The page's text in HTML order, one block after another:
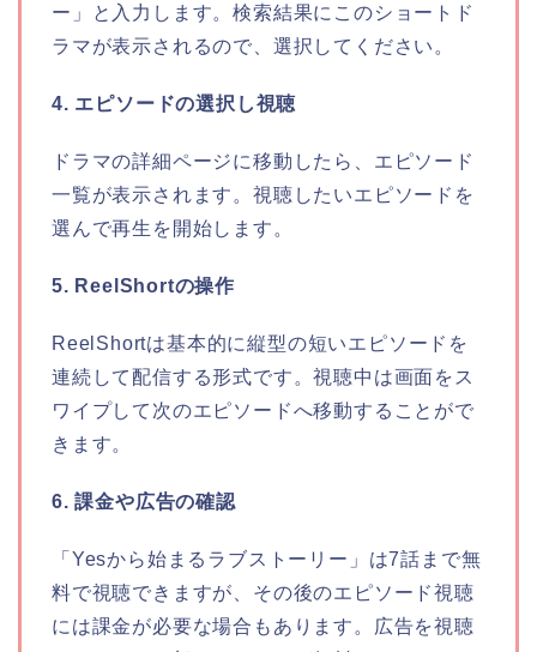
ー」と入力します。検索結果にこのショートド
ラマが表示されるので、選択してください。
4. エピソードの選択し視聴
ドラマの詳細ページに移動したら、エピソード
一覧が表示されます。視聴したいエピソードを
選んで再生を開始します。
5. ReelShortの操作
ReelShortは基本的に縦型の短いエピソードを
連続して配信する形式です。視聴中は画面をス
ワイプして次のエピソードへ移動することがで
きます。
6. 課金や広告の確認
「Yesから始まるラブストーリー」 は7話まで無
料で視聴できますが、その後のエピソード視聴
には課金が必要な場合もあります。広告を視聴